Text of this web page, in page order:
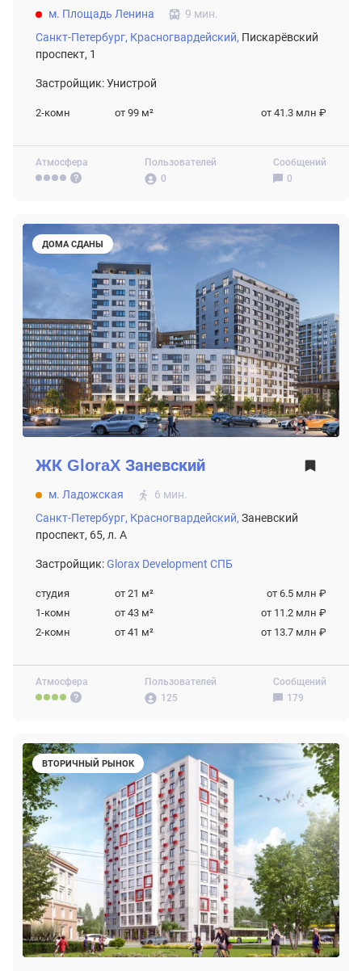
Атмосфера
Пользователей
0
Сообщений
0
м. Площадь Ленина
9 мин.
Санкт-Петербург, Красногвардейский, Пискарёвский
проспект, 1
Застройщик: Унистрой
2-комн от 99 м² от 41.3 млн ₽
ДОМА СДАНЫ
Атмосфера
Пользователей
125
Сообщений
179
ЖК GloraX Заневский
м. Ладожская
6 мин.
Санкт-Петербург, Красногвардейский, Заневский
проспект, 65, л. А
Застройщик:Glorax Development СПБ
студия от 21 м²
от 6.5 млн ₽
1-комн
от 43 м²
от 11.2 млн ₽
2-комн
от 41 м² от 13.7 млн ₽
ВТОРИЧНЫЙ РЫНОК